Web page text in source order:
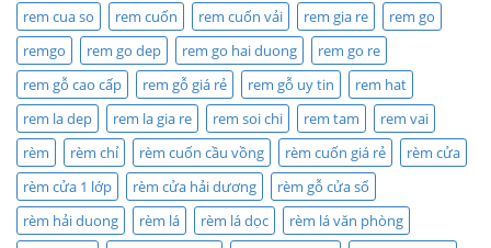
rem cua so
rem cuốn rem cuốn vải rem gia re
rem go
remgo
rem go dep rem go hai duong
rem go re
rem gỗ cao cấp
rem gỗ giá rẻ rem gỗ uy tin
rem hat
rem la dep
rem la gia re rem soi chi rem tam
rem vai
rèm
rèm chỉ rèm cuốn cầu vồng rèm cuốn giá rẻ
rèm cửa
rèm cửa 1 lớp
rèm cửa hải dương
rèm gỗ cửa sổ
rèm hải duong
rèm lá rèm lá dọc
rèm lá văn phòng